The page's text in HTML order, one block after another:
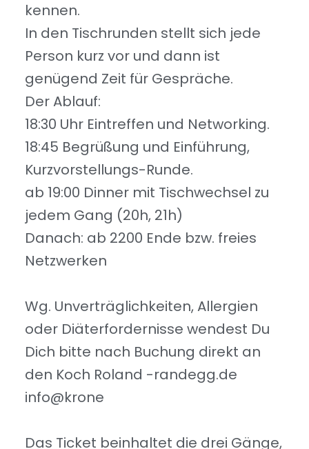
kennen.
In den Tischrunden stellt sich jede
Person kurz vor und dann ist
genügend Zeit für Gespräche.
Der Ablauf:
18:30 Uhr Eintreffen und Networking.
18:45 Begrüßung und Einführung,
Kurzvorstellungs-Runde.
ab 19:00 Dinner mit Tischwechsel zu
jedem Gang (20h, 21h)
Danach: ab 2200 Ende bzw. freies
Netzwerken
Wg. Unverträglichkeiten, Allergien
oder Diäterfordernisse wendest Du
Dich bitte nach Buchung direkt an
den Koch Roland ed.ggednar-
enork
@ofni
Das Ticket beinhaltet die drei Gänge,